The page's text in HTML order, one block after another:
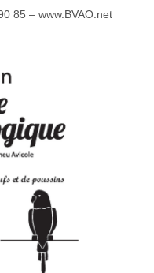
85 – www.BVAO.net